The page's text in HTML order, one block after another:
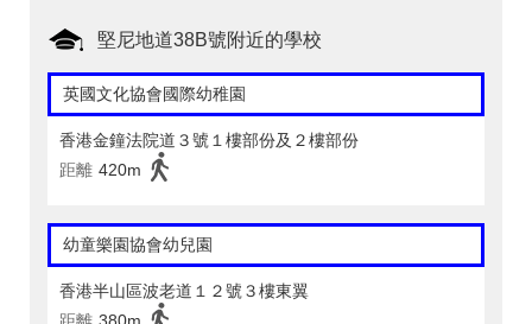
堅尼地道38B號附近的學校
英國文化協會國際幼稚園
香港金鐘法院道３號１樓部份及２樓部份
距離 420m
幼童樂園協會幼兒園
香港半山區波老道１２號３樓東翼